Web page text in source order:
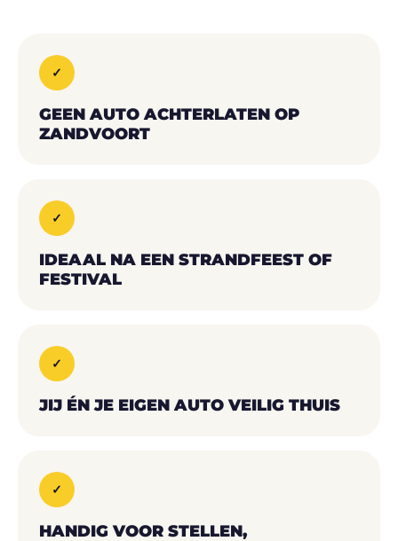
✓
GEEN AUTO ACHTERLATEN OP
ZANDVOORT
✓
IDEAAL NA EEN STRANDFEEST OF
FESTIVAL
✓
JIJ ÉN JE EIGEN AUTO VEILIG THUIS
✓
HANDIG VOOR STELLEN,